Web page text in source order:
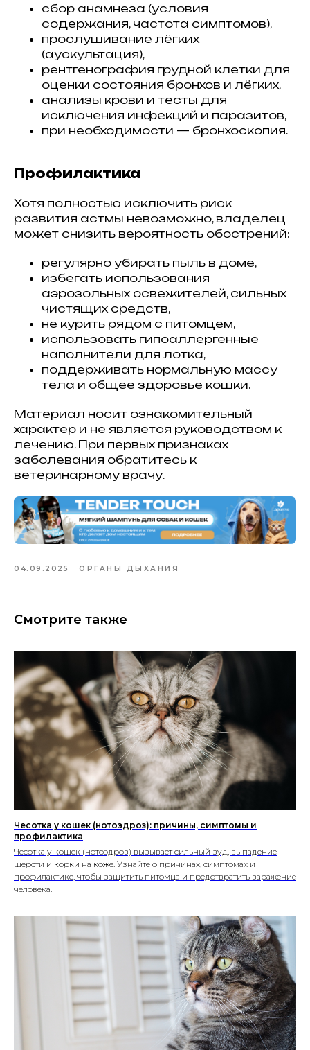
сбор анамнеза (условия
содержания, частота симптомов),
прослушивание лёгких
(аускультация),
рентгенография грудной клетки для
оценки состояния бронхов и лёгких,
анализы крови и тесты для
исключения инфекций и паразитов,
при необходимости — бронхоскопия.
Профилактика
Хотя полностью исключить риск
развития астмы невозможно, владелец
может снизить вероятность обострений:
регулярно убирать пыль в доме,
избегать использования
аэрозольных освежителей, сильных
чистящих средств,
не курить рядом с питомцем,
использовать гипоаллергенные
наполнители для лотка,
поддерживать нормальную массу
тела и общее здоровье кошки.
Материал носит ознакомительный
характер и не является руководством к
лечению. При первых признаках
заболевания обратитесь к
ветеринарному врачу.
04.09.2025 ОРГАНЫ ДЫХАНИЯ
Смотрите также
Чесотка у кошек (нотоэдроз): причины, симптомы и
профилактика
Чесотка у кошек (нотоэдроз) вызывает сильный зуд, выпадение
шерсти и корки на коже. Узнайте о причинах, симптомах и
профилактике, чтобы защитить питомца и предотвратить заражение
человека.